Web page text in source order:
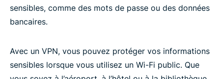
sensibles, comme des mots de passe ou des données
bancaires.
Avec un VPN, vous pouvez protéger vos informations
sensibles lorsque vous utilisez un Wi-Fi public. Que